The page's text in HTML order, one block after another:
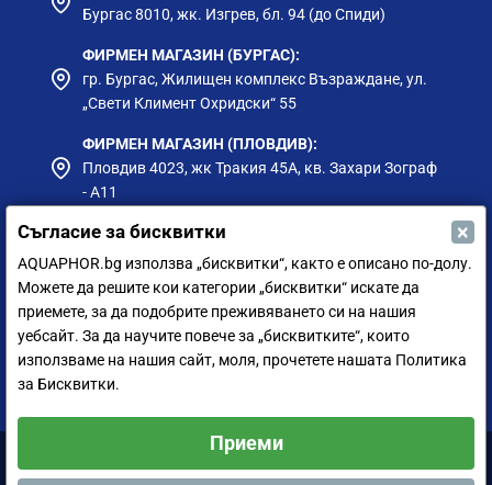
Бургас 8010, жк. Изгрев, бл. 94 (до Спиди)
ФИРМЕН МАГАЗИН (БУРГАС):
гр. Бургас, Жилищен комплекс Възраждане, ул.
„Свети Климент Охридски“ 55
ФИРМЕН МАГАЗИН (ПЛОВДИВ):
Пловдив 4023, жк Тракия 45А, кв. Захари Зограф
- А11
ФИРМЕН МАГАЗИН (РУСЕ):
гр. Русе, ул. Борисова 73, до Приста Ойл
ФИРМЕН МАГАЗИН (СИЛИСТРА):
гр. Силистра, ул. Петър Мутафчиев 75
ЦЕНТРАЛЕН СКЛАД (СОФИЯ):
София 1528, ул. Мюнхен 14
Съгласие за бисквитки ×
AQUAPHOR.bg използва „бисквитки“, както е описано по-долу.
Можете да решите кои категории „бисквитки“ искате да
приемете, за да подобрите преживяването си на нашия
уебсайт. За да научите повече за „бисквитките“, които
използваме на нашия сайт, моля, прочетете нашата Политика
за Бисквитки.
Приеми